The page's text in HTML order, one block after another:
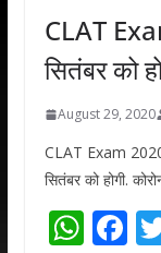
CLAT
सितंबर को
August 29, 2020
CLAT Exam
सितंबर को होगी.
W F